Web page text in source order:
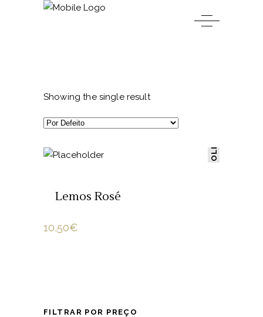
Showing the single result
SOLD
Lemos Rosé
10,50€
FILTRAR POR PREÇO